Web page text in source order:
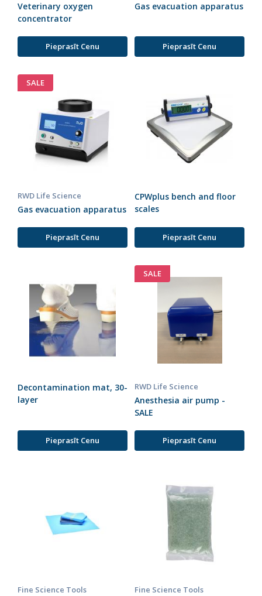
Veterinary oxygen
concentrator
Pieprasīt Cenu
Gas evacuation apparatus
Pieprasīt Cenu
SALE
RWD Life Science
Gas evacuation apparatus
Pieprasīt Cenu
CPWplus bench and floor
scales
Pieprasīt Cenu
Decontamination mat, 30-
layer
Pieprasīt Cenu
SALE
RWD Life Science
Anesthesia air pump -
SALE
Pieprasīt Cenu
Fine Science Tools Fine Science Tools